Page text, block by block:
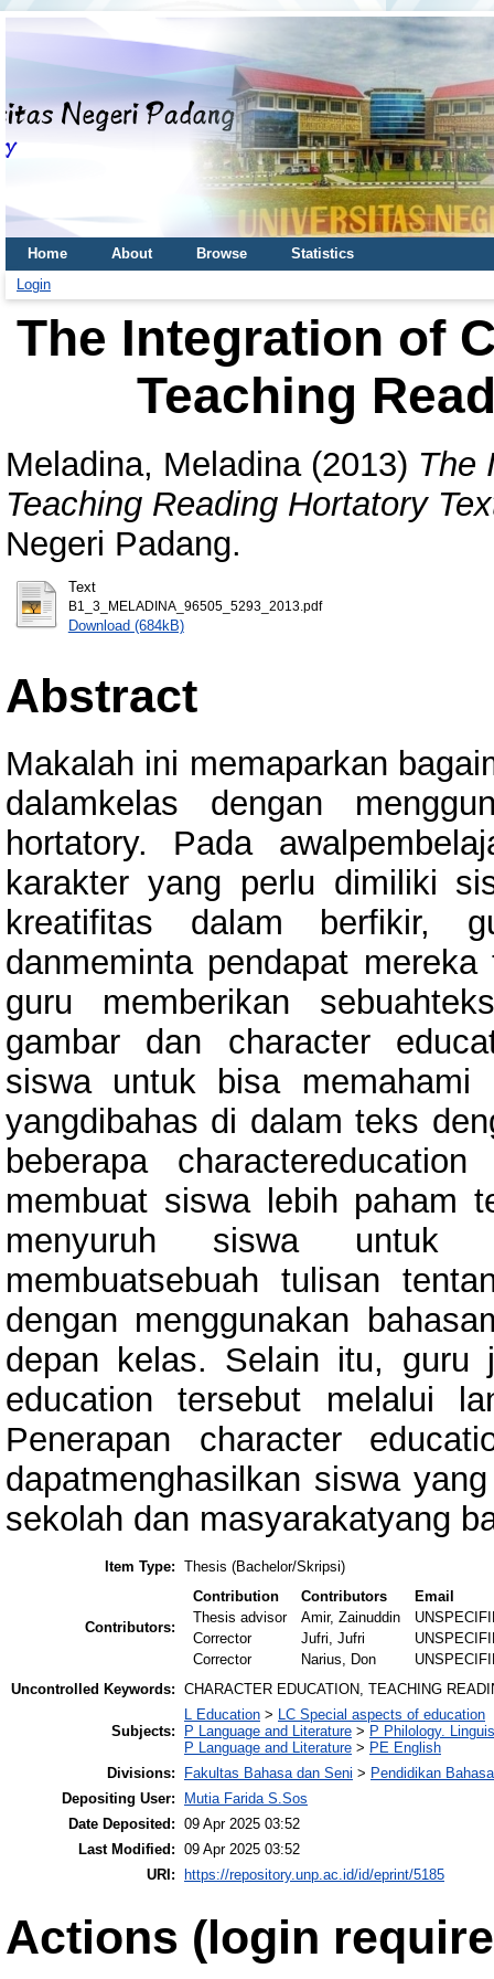
Home About Browse
Statistics
Login
The Integration of
Teaching
Meladina, Meladina(2013) The
Teaching Reading Hortatory
Negeri Padang.
Text
B1_3_MELADINA_96505_5293_2013.pdf
Download (684kB)
Abstract
Makalah ini memaparkan
dalamkelas dengan
hortatory. Pada
karakter yang perlu dimiliki
kreatifitas dalam berfikir,
danmeminta pendapat
guru memberikan
gambar dan character
siswa untuk bisa
yangdibahas di dalam teks
beberapa
membuat siswa lebih paham
menyuruh siswa untuk
membuatsebuah tulisan
dengan menggunakan
depan kelas. Selain itu, guru
education tersebut melalui
Penerapan character
dapatmenghasilkan siswa
sekolah dan masyarakatyang
Item Type: Thesis (Bachelor/Skripsi)
Contributors:
Contribution Contributors
Email
Thesis advisor
Amir, Zainuddin
Corrector
Jufri, Jufri
Corrector
Narius, Don
Uncontrolled Keywords: CHARACTER EDUCATION, TEACHING
Subjects:
L Education > LC Special aspects of education
P Language and Literature > P Philology.
P Language and Literature > PE English
Divisions:
Fakultas Bahasa dan Seni > Pendidikan
Depositing User:
Mutia Farida S.Sos
Date Deposited: 09 Apr 2025 03:52
Last Modified: 09 Apr 2025 03:52
URI:
https://repository.unp.ac.id/id/eprint/5185
Actions (login